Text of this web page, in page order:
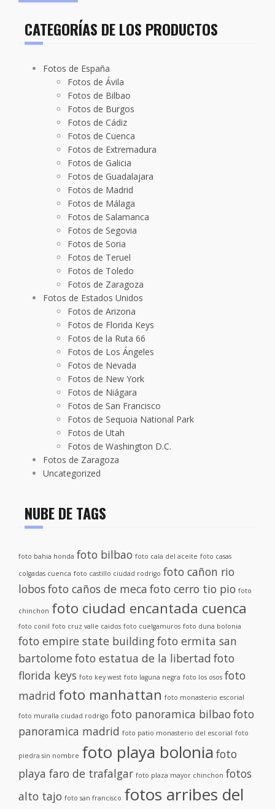
CATEGORÍAS DE LOS PRODUCTOS
Fotos de España
Fotos de Ávila
Fotos de Bilbao
Fotos de Burgos
Fotos de Cádiz
Fotos de Cuenca
Fotos de Extremadura
Fotos de Galicia
Fotos de Guadalajara
Fotos de Madrid
Fotos de Málaga
Fotos de Salamanca
Fotos de Segovia
Fotos de Soria
Fotos de Teruel
Fotos de Toledo
Fotos de Zaragoza
Fotos de Estados Unidos
Fotos de Arizona
Fotos de Florida Keys
Fotos de la Ruta 66
Fotos de Los Ángeles
Fotos de Nevada
Fotos de New York
Fotos de Niágara
Fotos de San Francisco
Fotos de Sequoia National Park
Fotos de Utah
Fotos de Washington D.C.
Fotos de Zaragoza
Uncategorized
NUBE DE TAGS
foto bahia honda foto bilbao foto cala del aceite foto casas
colgadas cuenca foto castillo ciudad rodrigo foto cañon rio
lobos foto caños de meca foto cerro tio pio foto
chinchon foto ciudad encantada cuenca
foto conil foto cruz valle caidos foto cuelgamuros foto duna bolonia
foto empire state buildingfoto ermita san
bartolomefoto estatua de la libertad foto
florida keys foto key west foto laguna negra foto los osos foto
madrid foto manhattan foto monasterio escorial
foto muralla ciudad rodrigo foto panoramica bilbao foto
panoramica madrid foto patio monasterio del escorial foto
piedra sin nombre foto playa bolonia foto
playa faro de trafalgar foto plaza mayor chinchon fotos
alto tajo foto san francisco fotos arribes del